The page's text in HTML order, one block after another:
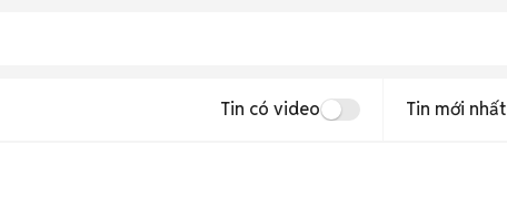
Tin có video Tin mới nhất